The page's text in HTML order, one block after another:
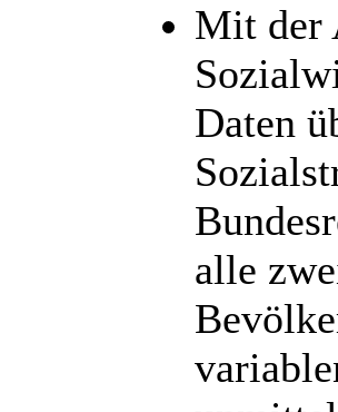
Mit der
Daten
alle